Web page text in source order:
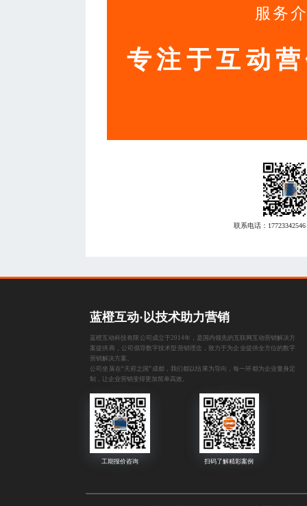
服务
专注于互动
联系电话： 17723342546
蓝橙互动·以技术助力营销
蓝橙互动科技有限公司成立于2014年，是国内领先的互联网互动营销解决方
案提供商，公司倡导数字技术型营销理念，致力于为企业提供全方位的数字
营销解决方案。
公司坐落在“天府之国”成都，我们都以结果为导向，每一环都为企业量身定
制，让企业营销变得更加简单高效。